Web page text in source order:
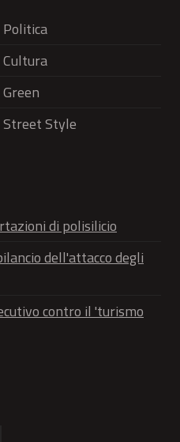
Politica
Cultura
Green
Street Style
di polisilicio
dell'attacco degli
contro il 'turismo